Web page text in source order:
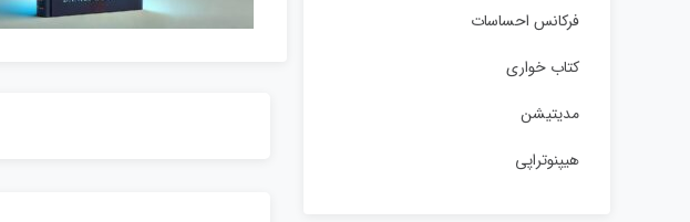
فرکانس احساسات
کتاب خواری
مدیتیشن
هیپنوتراپی